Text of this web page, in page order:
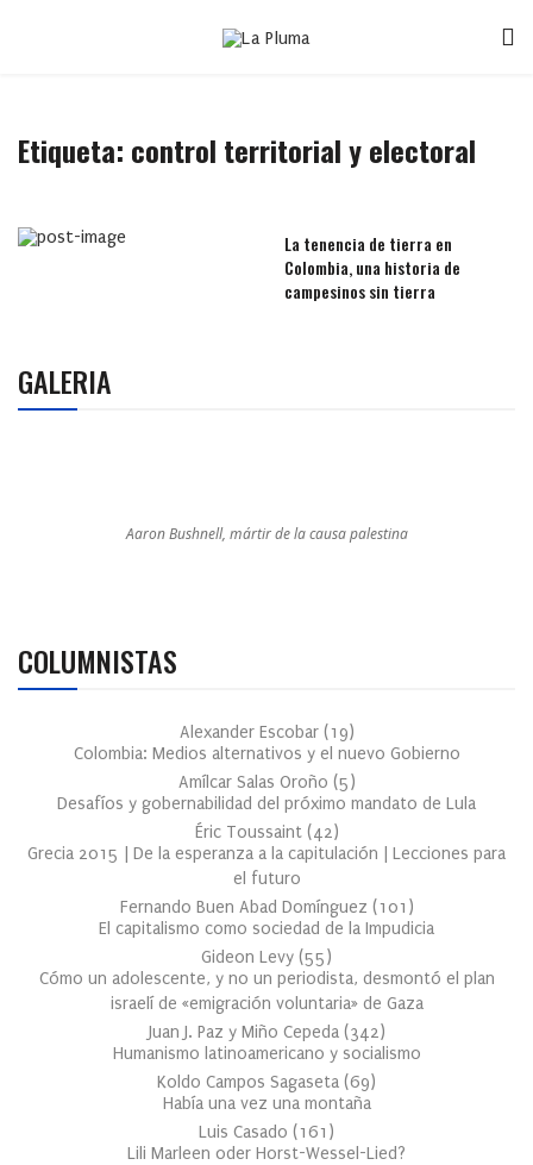
Etiqueta: control territorial y electoral
La tenencia de tierra en
Colombia, una historia de
campesinos sin tierra
GALERIA
Aaron Bushnell, mártir de la causa palestina
COLUMNISTAS
Alexander Escobar (19)
Colombia: Medios alternativos y el nuevo Gobierno
Amílcar Salas Oroño (5)
Desafíos y gobernabilidad del próximo mandato de Lula
Éric Toussaint (42)
Grecia 2015 | De la esperanza a la capitulación | Lecciones para
el futuro
Fernando Buen Abad Domínguez (101 )
El capitalismo como sociedad de la Impudicia
Gideon Levy (55)
Cómo un adolescente, y no un periodista, desmontó el plan
israelí de «emigración voluntaria» de Gaza
Juan J. Paz y Miño Cepeda (342)
Humanismo latinoamericano y socialismo
Koldo Campos Sagaseta (69)
Había una vez una montaña
Luis Casado (161 )
Lili Marleen oder Horst-Wessel-Lied?